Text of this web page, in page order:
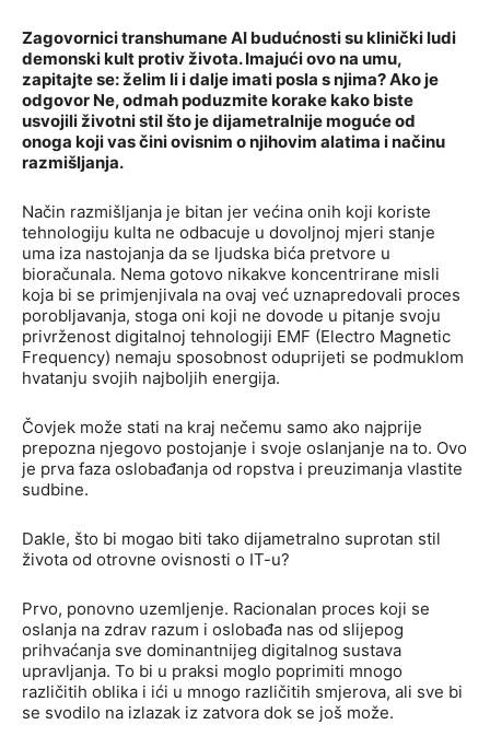
Zagovornici transhumane AI budućnosti su klinički ludi
demonski kult protiv života. Imajući ovo na umu,
zapitajte se: želim li i dalje imati posla s njima? Ako je
odgovor Ne, odmah poduzmite korake kako biste
usvojili životni stil što je dijametralnije moguće od
onoga koji vas čini ovisnim o njihovim alatima i načinu
razmišljanja.
Način razmišljanja je bitan jer većina onih koji koriste
tehnologiju kulta ne odbacuje u dovoljnoj mjeri stanje
uma iza nastojanja da se ljudska bića pretvore u
bioračunala. Nema gotovo nikakve koncentrirane misli
koja bi se primjenjivala na ovaj već uznapredovali proces
porobljavanja, stoga oni koji ne dovode u pitanje svoju
privrženost digitalnoj tehnologiji EMF (Electro Magnetic
Frequency) nemaju sposobnost oduprijeti se podmuklom
hvatanju svojih najboljih energija.
Čovjek može stati na kraj nečemu samo ako najprije
prepozna njegovo postojanje i svoje oslanjanje na to. Ovo
je prva faza oslobađanja od ropstva i preuzimanja vlastite
sudbine.
Dakle, što bi mogao biti tako dijametralno suprotan stil
života od otrovne ovisnosti o IT-u?
Prvo, ponovno uzemljenje. Racionalan proces koji se
oslanja na zdrav razum i oslobađa nas od slijepog
prihvaćanja sve dominantnijeg digitalnog sustava
upravljanja. To bi u praksi moglo poprimiti mnogo
različitih oblika i ići u mnogo različitih smjerova, ali sve bi
se svodilo na izlazak iz zatvora dok se još može.